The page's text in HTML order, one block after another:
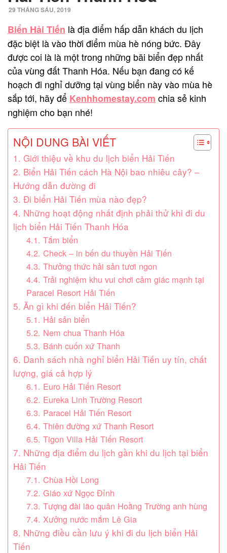
29 THÁNG SÁU, 2019
Biển Hải Tiến là địa điểm hấp dẫn khách du lịch
đặc biệt là vào thời điểm mùa hè nóng bức. Đây
được coi là là một trong những bãi biển đẹp nhất
của vùng đất Thanh Hóa. Nếu bạn đang có kế
hoạch đi nghỉ dưỡng tại vùng biển này vào mùa hè
sắp tới, hãy để Kenhhomestay.com chia sẻ kinh
nghiệm cho bạn nhé!
NỘI DUNG BÀI VIẾT
1. Giới thiệu về khu du lịch biển Hải Tiến
2. Biển Hải Tiến cách Hà Nội bao nhiêu cây? –
Hướng dẫn đường đi
3. Đi biển Hải Tiến mùa nào đẹp?
4. Những hoạt động nhất định phải thử khi đi du
lịch biển Hải Tiến Thanh Hóa
4.1. Tắm biển
4.2. Check – in bến du thuyền Hải Tiến
4.3. Thưởng thức hải sản tươi ngon
4.4. Trải nghiệm khu vui chơi cảm giác mạnh tại
Paracel Resort Hải Tiến
5. Ăn gì khi đến biển Hải Tiến?
5.1. Hải sản biển
5.2. Nem chua Thanh Hóa
5.3. Bánh cuốn xứ Thanh
6. Danh sách nhà nghỉ biển Hải Tiến uy tín, chất
lượng, giá cả hợp lý
6.1. Euro Hải Tiến Resort
6.2. Eureka Linh Trường Resort
6.3. Paracel Hải Tiến Resort
6.4. Thiên đường xứ Thanh Resort
6.5. Tigon Villa Hải Tiến Resort
7. Những địa điểm du lịch gần khi du lịch tại biển
Hải Tiến
7.1. Chùa Hồi Long
7.2. Giáo xứ Ngọc Đỉnh
7.3. Tượng đài lão quân Hoằng Trường anh hùng
7.4. Xưởng nước mắm Lê Gia
8. Những điều cần lưu ý khi đi du lịch biển Hải
Tiến